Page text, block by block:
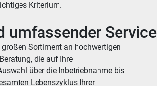
Kriterium.
umfassender Service
Sortiment an hochwertigen
die auf Ihre
über die Inbetriebnahme bis
Lebenszyklus Ihrer